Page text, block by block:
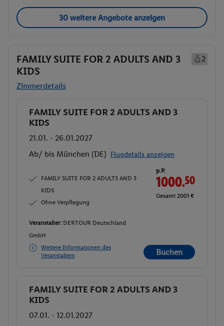
30 weitere Angebote anzeigen
FAMILY SUITE FOR 2 ADULTS AND 3
KIDS
2
Zimmerdetails
Buchen
FAMILY SUITE FOR 2 ADULTS AND 3
KIDS
21.01. - 26.01.2027
Ab/ bis München (DE) Flugdetails anzeigen
FAMILY SUITE FOR 2 ADULTS AND 3
KIDS
Ohne Verpflegung
p.P.
1000.50
Gesamt 2001 €
Veranstalter: DERTOUR Deutschland
GmbH
Weitere Informationen des
Veranstalters
Buchen
Buchen
FAMILY SUITE FOR 2 ADULTS AND 3
KIDS
07.01. - 12.01.2027